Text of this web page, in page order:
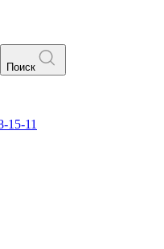
Поиск
15-11